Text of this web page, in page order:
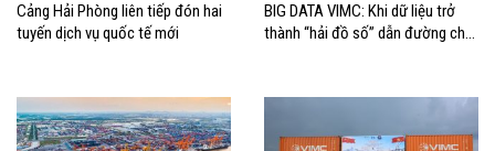
Cảng Hải Phòng liên tiếp đón hai
tuyến dịch vụ quốc tế mới
BIG DATA VIMC: Khi dữ liệu trở
thành “hải đồ số” dẫn đường cho